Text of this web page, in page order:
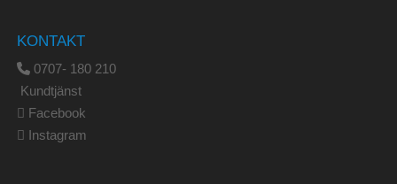
KONTAKT
0707- 180 210
Kundtjänst
Facebook
Instagram